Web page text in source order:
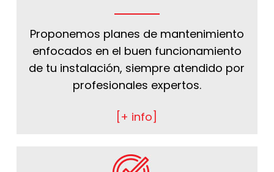
Proponemos planes de mantenimiento
enfocados en el buen funcionamiento
de tu instalación, siempre atendido por
profesionales expertos.
[+ info]